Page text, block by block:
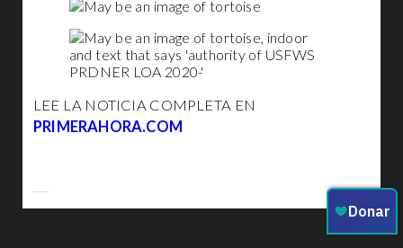
LEE LA NOTICIA COMPLETA EN
PRIMERAHORA.COM